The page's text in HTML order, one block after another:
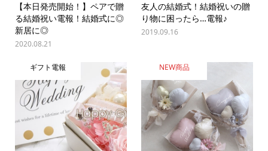
【本日発売開始！】ペアで贈
る結婚祝い電報！結婚式に◎
新居に◎
2020.08.21
友人の結婚式！結婚祝いの贈
り物に困ったら…電報♪
2019.09.16
ギフト電報 NEW商品